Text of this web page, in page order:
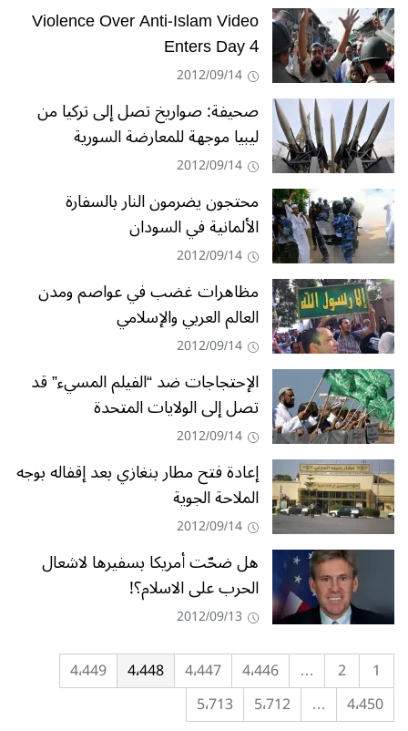
Violence Over Anti-Islam Video
Enters Day 4
2012/09/14
صحيفة: صواريخ تصل إلى تركيا من
ليبيا موجهة للمعارضة السورية
2012/09/14
محتجون يضرمون النار بالسفارة
الألمانية في السودان
2012/09/14
مظاهرات غضب في عواصم ومدن
العالم العربي والإسلامي
2012/09/14
الإحتجاجات ضد “الفيلم المسيء” قد
تصل إلى الولايات المتحدة
2012/09/14
إعادة فتح مطار بنغازي بعد إقفاله بوجه
الملاحة الجوية
2012/09/14
هل ضحّت أمريكا بسفيرها لاشعال
الحرب على الاسلام؟!
2012/09/13
1
2
… 4٬446 4٬447 4٬448
4٬449
4٬450
… 5٬712 5٬713